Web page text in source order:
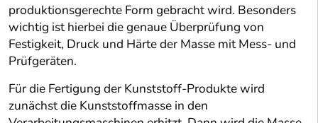
produktionsgerechte Form gebracht wird. Besonders
wichtig ist hierbei die genaue Überprüfung von
Festigkeit, Druck und Härte der Masse mit Mess- und
Prüfgeräten.
Für die Fertigung der Kunststoff-Produkte wird
zunächst die Kunststoffmasse in den